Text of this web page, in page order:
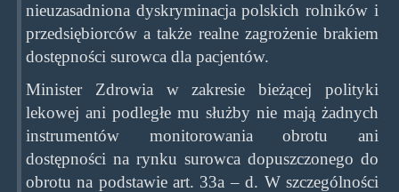
nieuzasadniona dyskryminacja polskich rolników i
przedsiębiorców a także realne zagrożenie brakiem
dostępności surowca dla pacjentów.
Minister Zdrowia w zakresie bieżącej polityki
lekowej ani podległe mu służby nie mają żadnych
instrumentów monitorowania obrotu ani
dostępności na rynku surowca dopuszczonego do
obrotu na podstawie art. 33a – d. W szczególności